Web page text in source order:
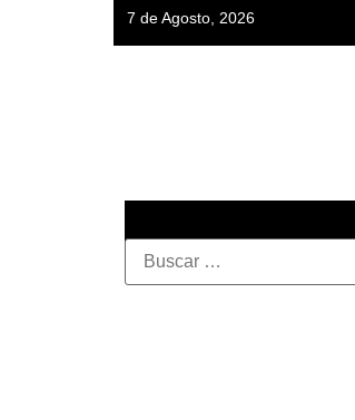
7 de Agosto, 2026